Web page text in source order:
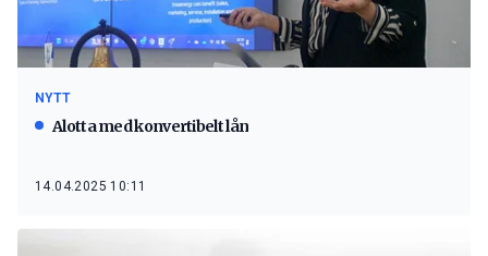
NYTT
Alotta med konvertibelt lån
14.04.2025 10:11